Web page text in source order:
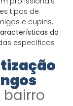
tipos de
e cupins.
do
específicas
bairro